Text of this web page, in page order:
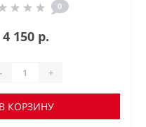
0
4 150 р.
- +
В КОРЗИНУ